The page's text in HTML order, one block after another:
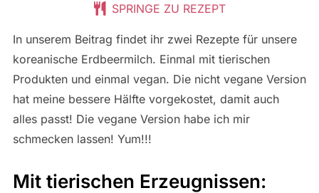
SPRINGE ZU REZEPT
In unserem Beitrag findet ihr zwei Rezepte für unsere
koreanische Erdbeermilch. Einmal mit tierischen
Produkten und einmal vegan. Die nicht vegane Version
hat meine bessere Hälfte vorgekostet, damit auch
alles passt! Die vegane Version habe ich mir
schmecken lassen! Yum!!!
Mit tierischen Erzeugnissen: